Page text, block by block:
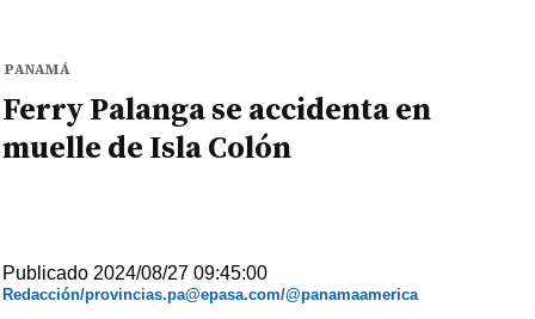
PANAMÁ
Ferry Palanga se accidenta en
muelle de Isla Colón
Publicado 2024/08/27 09:45:00
Redacción/provincias.pa@epasa.com/@panamaamerica